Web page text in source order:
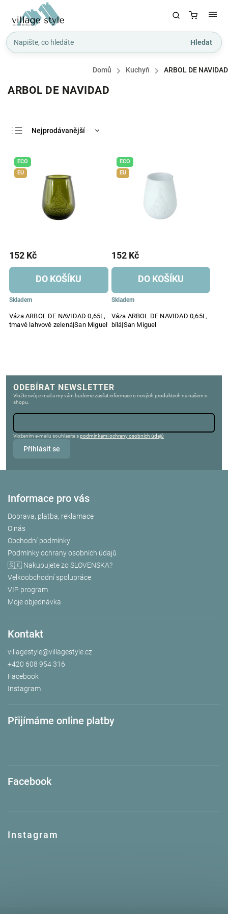
Hledat
Domů / Kuchyň / ARBOL DE NAVIDAD
ARBOL DE NAVIDAD
Nejprodávanější
Abecedně
ECO
EU
Váza ARBOL DE NAVIDAD 0,65L,
tmavě lahvově zelená|San Miguel
Skladem
152 Kč
DO KOŠÍKU
ECO
EU
Váza ARBOL DE NAVIDAD 0,65L,
bílá|San Miguel
Skladem
152 Kč
DO KOŠÍKU
ODEBÍRAT NEWSLETTER
Vložte svůj e-mail a my vám budeme zasílat informace o nových produktech na našem e-
shopu.
Vložením e-mailu souhlasíte spodmínkami ochrany osobních údajů
Přihlásit se
Informace pro vás
Doprava, platba, reklamace
O nás
Obchodní podmínky
Podmínky ochrany osobních údajů
🇸🇰 Nakupujete zo SLOVENSKA?
Velkoobchodní spolupráce
VIP program
Moje objednávka
Kontakt
villagestyle@villagestyle.cz
+420 608 954 316
Facebook
Instagram
Přijímáme online platby
Facebook
Instagram